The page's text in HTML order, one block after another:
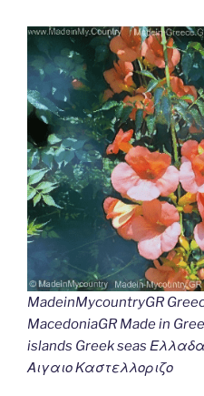
MadeinMycountryGR
MacedoniaGR Made in
islands Greek seas
Αιγαιο Καστελλοριζο